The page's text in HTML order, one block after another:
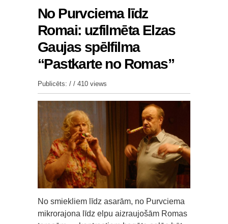
No Purvciema līdz
Romai: uzfilmēta Elzas
Gaujas spēlfilma
“Pastkarte no Romas”
Publicēts: / / 410 views
No smiekliem līdz asarām, no Purvciema
mikrorajona līdz elpu aizraujošām Romas